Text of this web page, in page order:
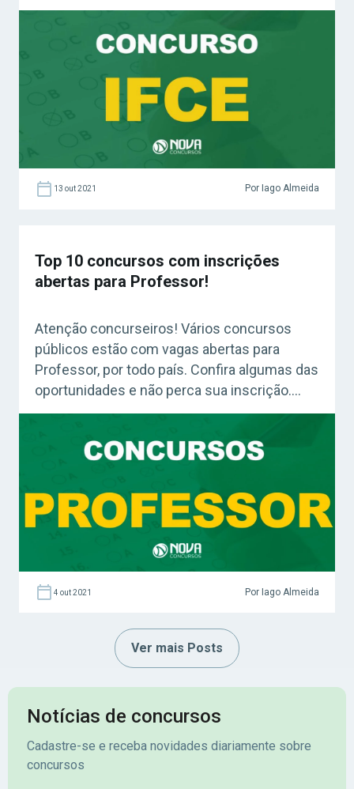
Acesse agora o Curso Grátis INSS 2026!
uma boa revisão! Como realizar inscrições
13 out 2021 Por Iago Almeida
Top 10 concursos com inscrições
abertas para Professor!
Atenção concurseiros! Vários concursos
públicos estão com vagas abertas para
Professor, por todo país. Confira algumas das
oportunidades e não perca sua inscrição.
Acesse agora o Curso Grátis INSS 2026!
de Educação do Rio de Janeiro tem
temporárias para o cargo de Professor. Eles
irão atuar […]
4 out 2021 Por Iago Almeida
Ver mais Posts
Notícias de concursos
Cadastre-se e receba novidades diariamente sobre
concursos